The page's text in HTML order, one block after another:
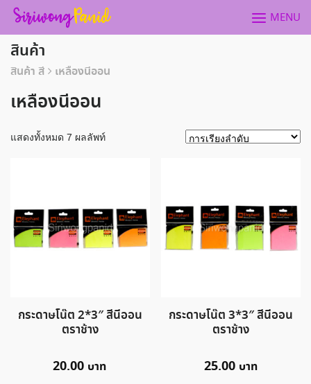
Skip
content
MENU
สินค้า
สินค้า สี เหลืองนีออน
เหลืองนีออน
แสดงทั้งหมด 7 ผลลัพท์
กระดาษโน๊ต 2*3″ สีนีออน
ตราช้าง
20.00
กระดาษโน๊ต 3*3″ สีนีออน
ตราช้าง
25.00